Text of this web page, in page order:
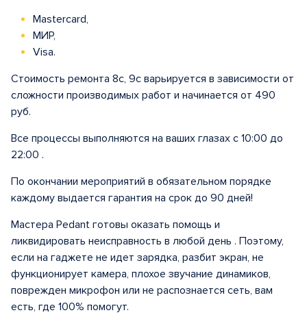
Mastercard,
МИР,
Visa.
Стоимость ремонта 8с, 9с варьируется в зависимости от
сложности производимых работ и начинается от 490
руб.
Все процессы выполняются на ваших глазах с 10:00 до
22:00 .
По окончании мероприятий в обязательном порядке
каждому выдается гарантия на срок до 90 дней!
Мастера Pedant готовы оказать помощь и
ликвидировать неисправность в любой день . Поэтому,
если на гаджете не идет зарядка, разбит экран, не
функционирует камера, плохое звучание динамиков,
поврежден микрофон или не распознается сеть, вам
есть, где 100% помогут.